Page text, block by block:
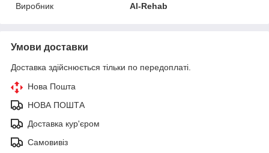
Виробник
Al-Rehab
Умови доставки
Доставка здійснюється тільки по передоплаті.
Нова Пошта
НОВА ПОШТА
Доставка кур'єром
Самовивіз